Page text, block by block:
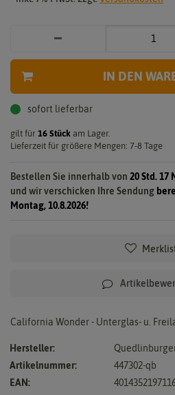
IN DEN
sofort lieferbar
gilt für 16 Stück am Lager.
Lieferzeit für größere Mengen: 7-8 Tage
Bestellen Sie innerhalb von 20 Std. 17
und wir verschicken Ihre Sendung
Montag, 10.8.2026!
California Wonder - Unterglas- u.
Hersteller:
Artikelnummer:
447302-qb
EAN: